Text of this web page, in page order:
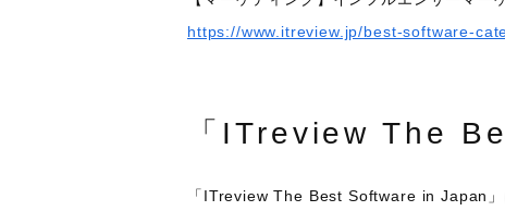
https://www.itreview.jp/best-software-
「ITreview The
「ITreview The Best Software in Japan